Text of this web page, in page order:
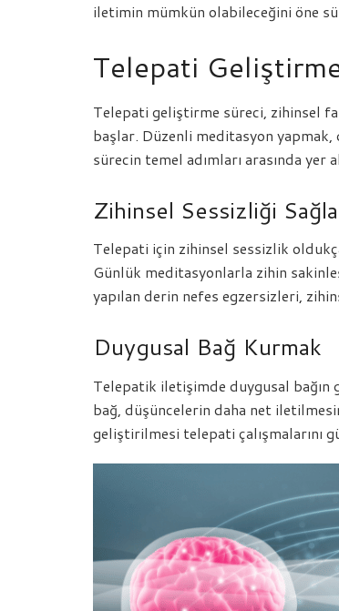
iletimin mümkün olabileceğini öne
Telepati
Telepati geliştirme süreci, zihinsel
başlar. Düzenli meditasyon yapmak,
sürecin temel adımları arasında yer
Zihinsel Sessizliği
Telepati için zihinsel sessizlik
Günlük meditasyonlarla zihin
yapılan derin nefes egzersizleri,
Duygusal Bağ Kurmak
Telepatik iletişimde duygusal
bağ, düşüncelerin daha net
geliştirilmesi telepati çalışmalarını